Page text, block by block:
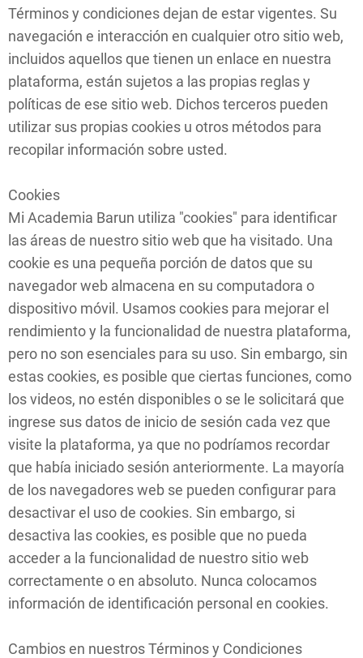
Términos y condiciones dejan de estar vigentes. Su
navegación e interacción en cualquier otro sitio web,
incluidos aquellos que tienen un enlace en nuestra
plataforma, están sujetos a las propias reglas y
políticas de ese sitio web. Dichos terceros pueden
utilizar sus propias cookies u otros métodos para
recopilar información sobre usted.
Cookies
Mi Academia Barun utiliza "cookies" para identificar
las áreas de nuestro sitio web que ha visitado. Una
cookie es una pequeña porción de datos que su
navegador web almacena en su computadora o
dispositivo móvil. Usamos cookies para mejorar el
rendimiento y la funcionalidad de nuestra plataforma,
pero no son esenciales para su uso. Sin embargo, sin
estas cookies, es posible que ciertas funciones, como
los videos, no estén disponibles o se le solicitará que
ingrese sus datos de inicio de sesión cada vez que
visite la plataforma, ya que no podríamos recordar
que había iniciado sesión anteriormente. La mayoría
de los navegadores web se pueden configurar para
desactivar el uso de cookies. Sin embargo, si
desactiva las cookies, es posible que no pueda
acceder a la funcionalidad de nuestro sitio web
correctamente o en absoluto. Nunca colocamos
información de identificación personal en cookies.
Cambios en nuestros Términos y Condiciones